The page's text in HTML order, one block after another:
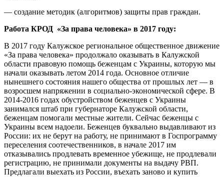
— создание методик (алгоритмов) защиты прав граждан.
Работа КРОД «За права человека» в 2017 году:
В 2017 году Калужское региональное общественное движение
«За права человека» продолжало оказывать в Калужской
области правовую помощь беженцам с Украины, которую мы
начали оказывать летом 2014 года. Основное отличие
нынешнего состояния нашего общества от прошлых лет — в
возросшем напряжении в социально-экономической сфере. В
2014-2016 годах обустройством беженцев с Украины
занимался штаб при губернаторе Калужской области,
беженцам помогали местные жители. Сейчас беженцы с
Украины всем надоели. Беженцев буквально выдавливают из
России: их не берут на работу, не принимают в Госпрограмму
переселения соотечественников, в начале 2017 им
отказывались продлевать временное убежище, не продлевали
регистрацию, не принимали документы на выдачу РВП.
Предлагали выехать из России, въехать заново и купить